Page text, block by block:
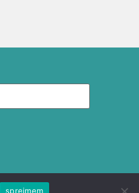
sprejmem